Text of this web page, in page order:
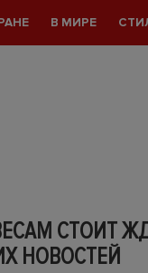
В МИРЕ
СТОИТ
НОВОСТЕЙ